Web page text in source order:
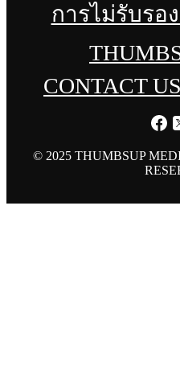
การไม่รับรอ
CONTACT US
© 2025 THUMBSUP